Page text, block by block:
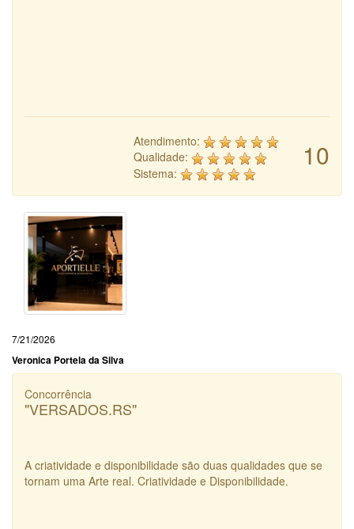
10
Atendimento:
Qualidade:
Sistema:
7/21/2026
Veronica Portela da Silva
Concorrência
"VERSADOS.RS"
A criatividade e disponibilidade são duas qualidades que se
tornam uma Arte real. Criatividade e Disponibilidade.